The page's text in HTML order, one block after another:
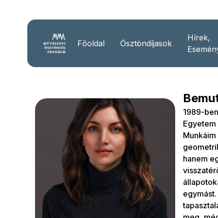
Főoldal Ösztöndíjasok
Hírek,
1989-
hanem